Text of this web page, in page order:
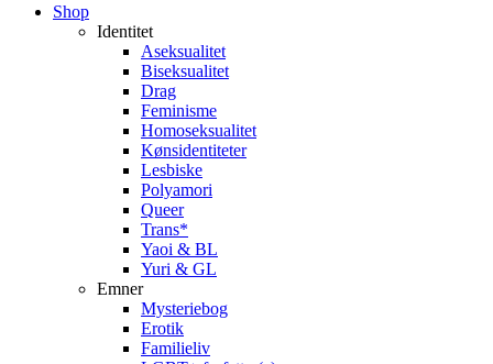
Close
Shop
Identitet
Aseksualitet
Biseksualitet
Drag
Feminisme
Homoseksualitet
Kønsidentiteter
Lesbiske
Polyamori
Queer
Trans*
Yaoi & BL
Yuri & GL
Emner
Mysteriebog
Erotik
Familieliv